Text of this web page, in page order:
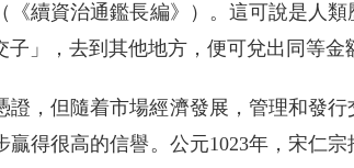
《續資治通鑑長編》）。這可說是人
」，去到其他地方，便可兌出同等金
證，但隨着市場經濟發展，管理和發
得很高的信譽。公元1023年，宋仁